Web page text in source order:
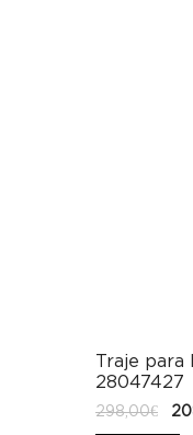
Traje para
28047427
298,00€
El